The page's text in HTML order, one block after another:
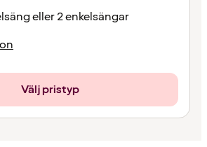
eller 2 enkelsängar
Välj pristyp